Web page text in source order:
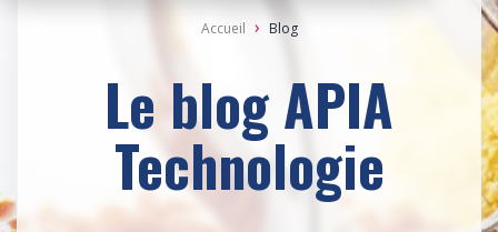
Accueil Blog
Le blog APIA
Technologie